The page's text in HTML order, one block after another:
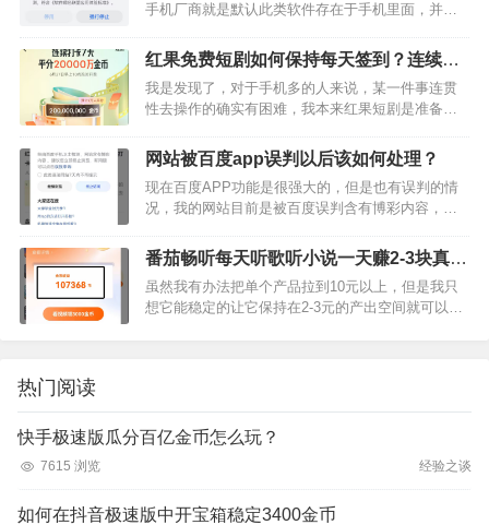
手机厂商就是默认此类软件存在于手机里面，并且
载，该软件只能更新和强制关闭无法卸载。快应用
会给用户带来什么麻烦？1，…
红果免费短剧如何保持每天签到？连续打
卡7天为何那么难？
我是发现了，对于手机多的人来说，某一件事连贯
性去操作的确实有困难，我本来红果短剧是准备连
单的事，为什么我总会忘记？我已经连续签到了3
天，就在昨天居然全…
网站被百度app误判以后该如何处理？
现在百度APP功能是很强大的，但是也有误判的情
况，我的网站目前是被百度误判含有博彩内容，我
除这个误判，因为我之前也遇到过类似的问题、提
交以后大约3-4天这个…
番茄畅听每天听歌听小说一天赚2-3块真香
啊
虽然我有办法把单个产品拉到10元以上，但是我只
想它能稳定的让它保持在2-3元的产出空间就可以，
热门阅读
快手极速版瓜分百亿金币怎么玩？
7615 浏览 经验之谈
如何在抖音极速版中开宝箱稳定3400金币